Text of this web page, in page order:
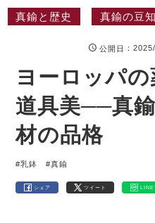
真鍮と歴史 真鍮の豆
公開日 ：
ヨーロッパの
道具美──真
材の品格
#乳鉢 #真鍮
シェア ツイート LINE